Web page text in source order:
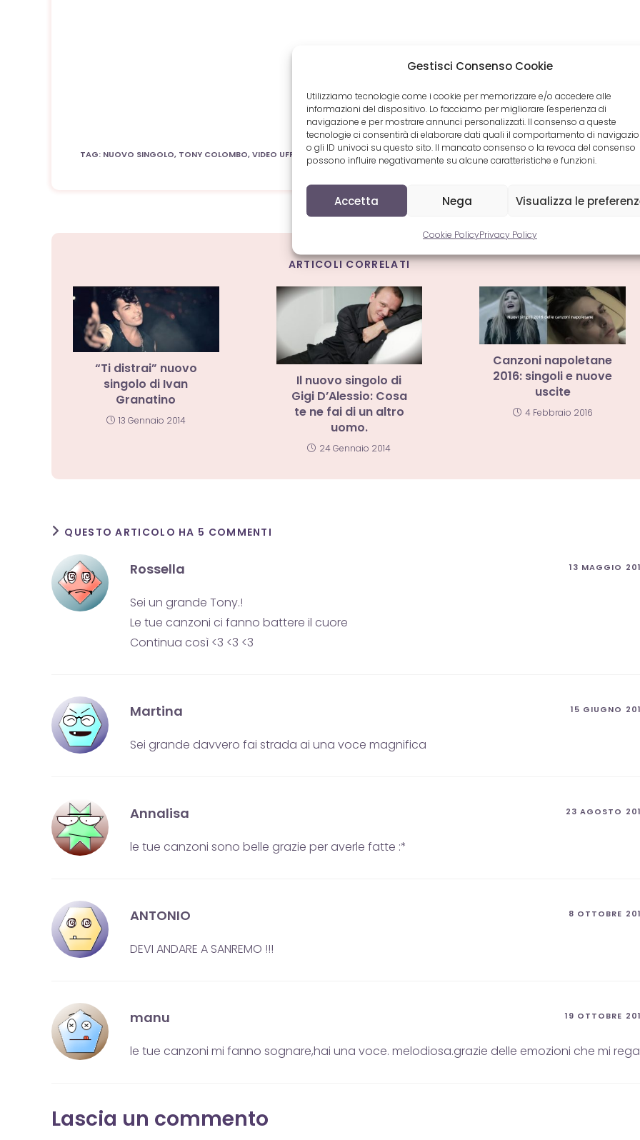
Gestisci Consenso Cookie
Utilizziamo tecnologie come i cookie per memorizzare e/o accedere alle
informazioni del dispositivo. Lo facciamo per migliorare l'esperienza di
navigazione e per mostrare annunci personalizzati. Il consenso a queste
tecnologie ci consentirà di elaborare dati quali il comportamento di
o gli ID univoci su questo sito. Il mancato consenso o la revoca del consenso
possono influire negativamente su alcune caratteristiche e funzioni.
Accetta Nega Visualizza le
Cookie PolicyPrivacy Policy
TAG: NUOVO SINGOLO, TONY COLOMBO,VIDEO UFFICIALE
ARTICOLI CORRELATI
“Ti distrai” nuovo
singolo di Ivan
Granatino
13 Gennaio 2014
Il nuovo singolo di
Gigi D’Alessio: Cosa
te ne fai di un altro
uomo.
24 Gennaio 2014
Canzoni napoletane
2016: singoli e nuove
uscite
4 Febbraio 2016
QUESTO ARTICOLO HA 5 COMMENTI
Rossella 13 MAGGIO
Sei un grande Tony.!
Le tue canzoni ci fanno battere il cuore
Continua così <3 <3 <3
Martina 15 GIUGNO
Sei grande davvero fai strada ai una voce magnifica
Annalisa 23 AGOSTO
le tue canzoni sono belle grazie per averle fatte :*
ANTONIO 8 OTTOBRE
DEVI ANDARE A SANREMO !!!
manu 19 OTTOBRE
le tue canzoni mi fanno sognare,hai una voce. melodiosa.grazie delle emozioni che mi
Lascia un commento